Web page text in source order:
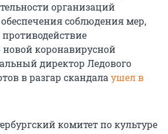
организаций
соблюдения мер,
коронавирусной
директор Ледового
в разгар скандалаушел в
комитет по культуре